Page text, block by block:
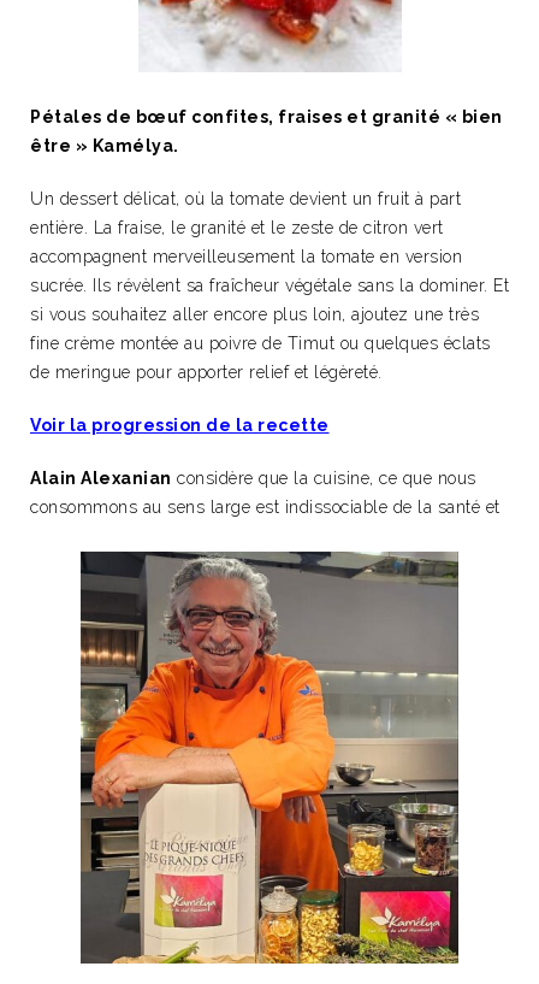
Pétales de bœuf confites, fraises et granité « bien
être » Kamélya.
Un dessert délicat, où la tomate devient un fruit à part
entière. La fraise, le granité et le zeste de citron vert
accompagnent merveilleusement la tomate en version
sucrée. Ils révèlent sa fraîcheur végétale sans la dominer. Et
si vous souhaitez aller encore plus loin, ajoutez une très
fine crème montée au poivre de Timut ou quelques éclats
de meringue pour apporter relief et légèreté.
Voir la progression de la recette
Alain Alexanian considère que la cuisine, ce que nous
consommons au sens large est indissociable de la santé et